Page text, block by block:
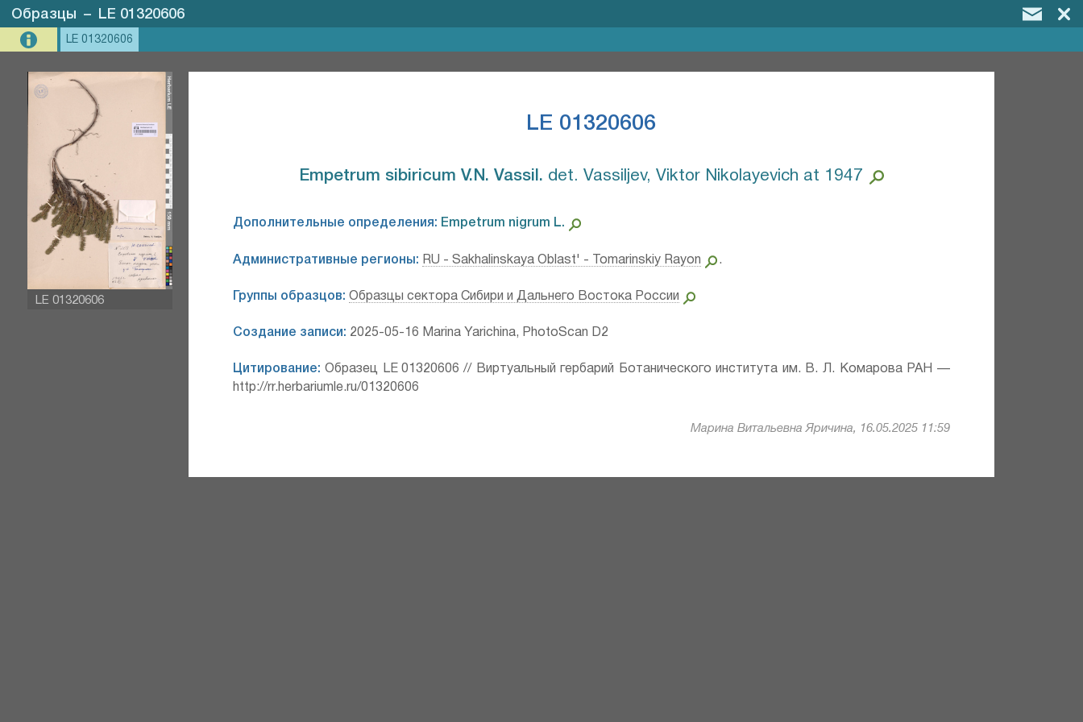
Образцы – LE 01320606
LE 01320606
LE 01320606
LE 01320606
Empetrum sibiricum V.N. Vassil.⁣ det. Vassiljev, Viktor Nikolayevich at 1947
Дополнительные определения: Empetrum nigrum L.⁣
Административные регионы: RU - Sakhalinskaya Oblast' - Tomarinskiy Rayon .
Группы образцов: Образцы сектора Сибири и Дальнего Востока России
Создание записи: 2025-05-16 Marina Yarichina, PhotoScan D2
Цитирование: Образец LE 01320606 // Виртуальный гербарий Ботанического института им. В. Л. Комарова РАН —
http://rr.herbariumle.ru/01320606
Марина Витальевна Яричина, 16.05.2025 11:59